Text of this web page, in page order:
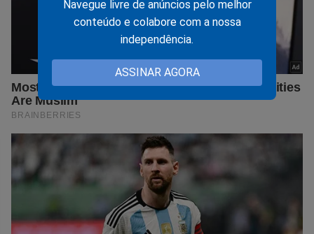
Navegue livre de anúncios pelo melhor
conteúdo e colabore com a nossa
independência.
ASSINAR AGORA